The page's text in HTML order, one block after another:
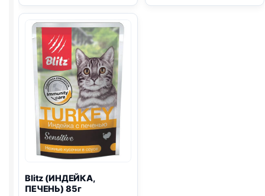
КУРИЦА,
БРУСНИКА)
85г
ТЫКВА)
Blitz (ИНДЕЙКА,
ПЕЧЕНЬ) 85г